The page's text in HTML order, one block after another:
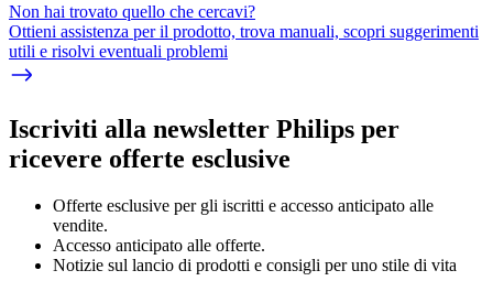
Non hai trovato quello che cercavi?
Ottieni assistenza per il prodotto, trova manuali, scopri suggerimenti
utili e risolvi eventuali problemi
Iscriviti alla newsletter Philips per
ricevere offerte esclusive
Offerte esclusive per gli iscritti e accesso anticipato alle
vendite.
Accesso anticipato alle offerte.
Notizie sul lancio di prodotti e consigli per uno stile di vita